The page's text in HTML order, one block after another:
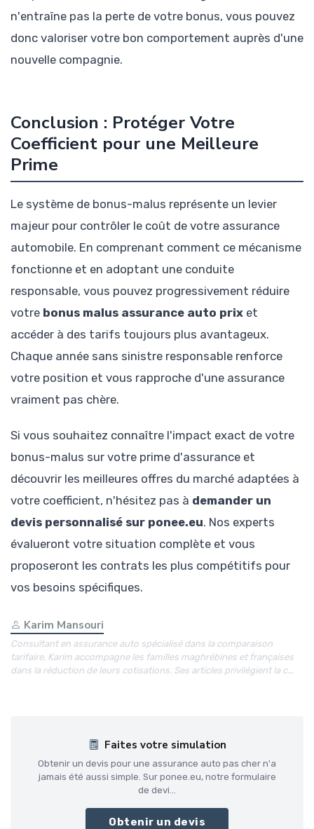
n'entraîne pas la perte de votre bonus, vous pouvez
donc valoriser votre bon comportement auprès d'une
nouvelle compagnie.
Conclusion : Protéger Votre
Coefficient pour une Meilleure
Prime
Le système de bonus-malus représente un levier
majeur pour contrôler le coût de votre assurance
automobile. En comprenant comment ce mécanisme
fonctionne et en adoptant une conduite
responsable, vous pouvez progressivement réduire
votre bonus malus assurance auto prix et
accéder à des tarifs toujours plus avantageux.
Chaque année sans sinistre responsable renforce
votre position et vous rapproche d'une assurance
vraiment pas chère.
Si vous souhaitez connaître l'impact exact de votre
bonus-malus sur votre prime d'assurance et
découvrir les meilleures offres du marché adaptées à
votre coefficient, n'hésitez pas à demander un
devis personnalisé sur ponee.eu. Nos experts
évalueront votre situation complète et vous
proposeront les contrats les plus compétitifs pour
vos besoins spécifiques.
Karim Mansouri
Consultant en assurance auto spécialisé dans la comparaison
tarifaire, Karim accompagne les familles maghrébines et françaises
dans la réduction de leurs cotisations. Ses articles privilégient la c...
Faites votre simulation
Obtenir un devis pour une assurance auto pas cher n'a
jamais été aussi simple. Sur ponee.eu, notre formulaire
de devi...
Obtenir un devis